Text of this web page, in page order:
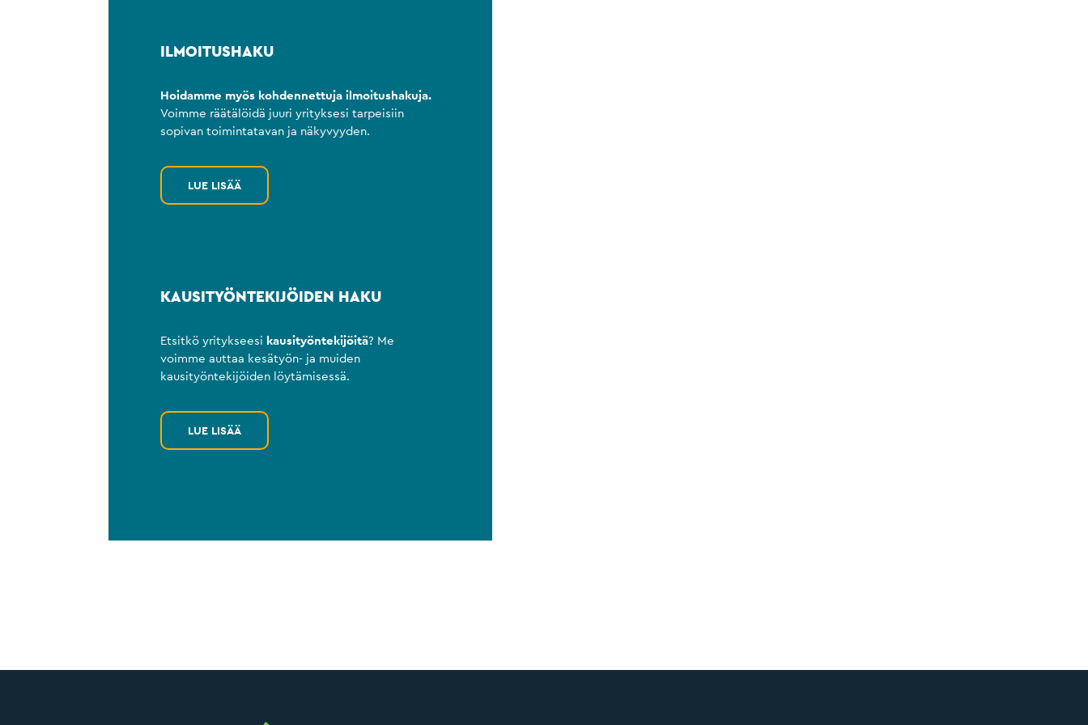
ILMOITUSHAKU
Hoidamme myös kohdennettuja ilmoitushakuja.
Voimme räätälöidä juuri yrityksesi tarpeisiin
sopivan toimintatavan ja näkyvyyden.
LUE LISÄÄ
KAUSITYÖNTEKIJÖIDEN HAKU
Etsitkö yritykseesi kausityöntekijöitä? Me
voimme auttaa kesätyön- ja muiden
kausityöntekijöiden löytämisessä.
LUE LISÄÄ